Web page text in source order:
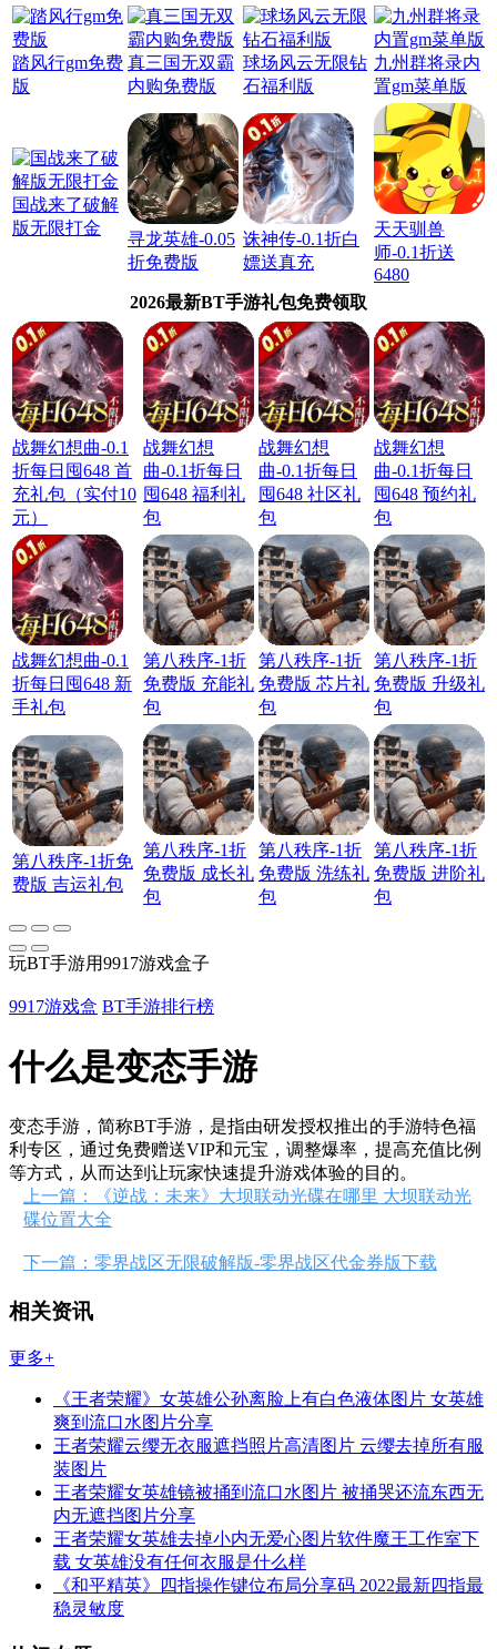
踏风行gm免费
版
真三国无双霸
内购免费版
球场风云无限钻
石福利版
九州群将录内
置gm菜单版
国战来了破解
版无限打金
寻龙英雄-0.05
折免费版
诛神传-0.1折白
嫖送真充
天天驯兽
师-0.1折送
6480
2026最新BT手游礼包免费领取
战舞幻想曲-0.1
折每日囤648 首
充礼包（实付10
元）
战舞幻想
曲-0.1折每日
囤648 福利礼
包
战舞幻想
曲-0.1折每日
囤648 社区礼
包
战舞幻想
曲-0.1折每日
囤648 预约礼
包
战舞幻想曲-0.1
折每日囤648 新
手礼包
第八秩序-1折
免费版 充能礼
包
第八秩序-1折
免费版 芯片礼
包
第八秩序-1折
免费版 升级礼
包
第八秩序-1折免
费版 吉运礼包
第八秩序-1折
免费版 成长礼
包
第八秩序-1折
免费版 洗练礼
包
第八秩序-1折
免费版 进阶礼
包
玩BT手游用9917游戏盒子
9917游戏盒 BT手游排行榜
什么是变态手游
变态手游，简称BT手游，是指由研发授权推出的手游特色福
利专区，通过免费赠送VIP和元宝，调整爆率，提高充值比例
等方式，从而达到让玩家快速提升游戏体验的目的。
上一篇：《逆战：未来》大坝联动光碟在哪里 大坝联动光
碟位置大全
下一篇：零界战区无限破解版-零界战区代金券版下载
相关资讯
更多+
《王者荣耀》女英雄公孙离脸上有白色液体图片 女英雄
爽到流口水图片分享
王者荣耀云缨无衣服遮挡照片高清图片 云缨去掉所有服
装图片
王者荣耀女英雄镜被捅到流口水图片 被捅哭还流东西无
内无遮挡图片分享
王者荣耀女英雄去掉小内无爱心图片软件魔王工作室下
载 女英雄没有任何衣服是什么样
《和平精英》四指操作键位布局分享码 2022最新四指最
稳灵敏度